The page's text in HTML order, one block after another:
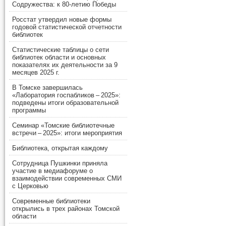
Содружества: к 80-летию Победы
Росстат утвердил новые формы
годовой статистической отчетности
библиотек
Статистические таблицы о сети
библиотек области и основных
показателях их деятельности за 9
месяцев 2025 г.
В Томске завершилась
«Лаборатория госпабликов – 2025»:
подведены итоги образовательной
программы
Семинар «Томские библиотечные
встречи – 2025»: итоги мероприятия
Библиотека, открытая каждому
Сотрудница Пушкинки приняла
участие в медиафоруме о
взаимодействии современных СМИ
с Церковью
Современные библиотеки
открылись в трех районах Томской
области